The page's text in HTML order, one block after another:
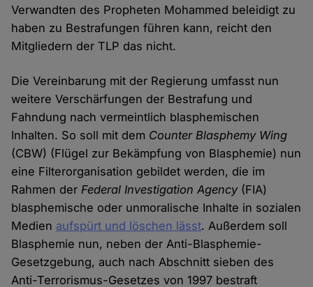
Verwandten des Propheten Mohammed beleidigt zu
haben zu Bestrafungen führen kann, reicht den
Mitgliedern der TLP das nicht.
Die Vereinbarung mit der Regierung umfasst nun
weitere Verschärfungen der Bestrafung und
Fahndung nach vermeintlich blasphemischen
Inhalten. So soll mit dem Counter Blasphemy Wing
(CBW) (Flügel zur Bekämpfung von Blasphemie) nun
eine Filterorganisation gebildet werden, die im
Rahmen derFederal Investigation Agency(FIA)
blasphemische oder unmoralische Inhalte in sozialen
Medien aufspürt und löschen lässt. Außerdem soll
Blasphemie nun, neben der Anti-Blasphemie-
Gesetzgebung, auch nach Abschnitt sieben des
Anti-Terrorismus-Gesetzes von 1997 bestraft